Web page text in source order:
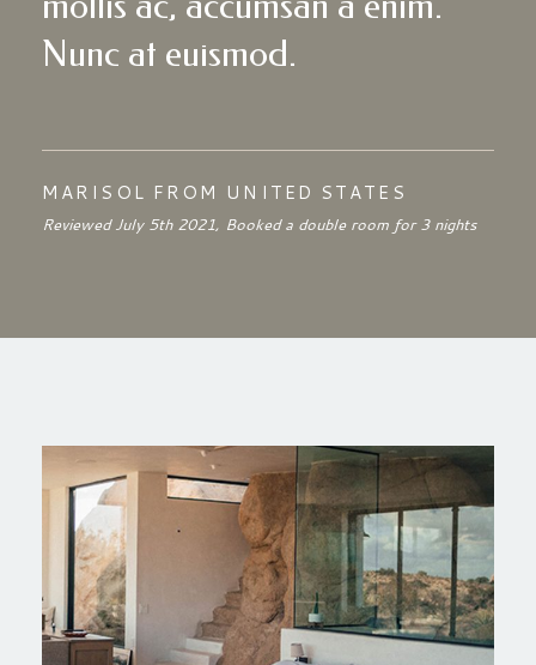
Nunc at euismod.
MARISOL FROM UNITED STATES
Reviewed July 5th 2021, Booked a double room for 3 nights